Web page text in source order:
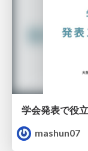
学会発表で役
mashun07